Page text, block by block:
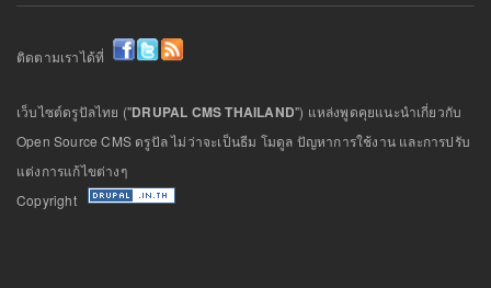
ติดตามเราได้ที่
เว็บไซต์ดรูปัลไทย ("DRUPAL CMS THAILAND") แหล่งพูดคุยแนะนำเกี่ยวกับ
Open Source CMS ดรูปัล ไม่ว่าจะเป็นธีม โมดูล ปัญหาการใช้งาน และการปรับ
แต่งการแก้ไขต่างๆ
Copyright